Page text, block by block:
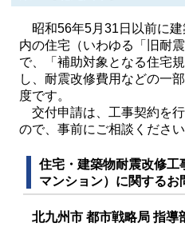
昭和56年5月31日以前に
内の住宅（いわゆる「旧耐
で、「補助対象となる住宅
し、耐震改修費用などの一
度です。
交付申請は、工事契約を
ので、事前にご相談ください
住宅・建築物耐震改修工
マンション）に関するお
北九州市 都市戦略局 指導